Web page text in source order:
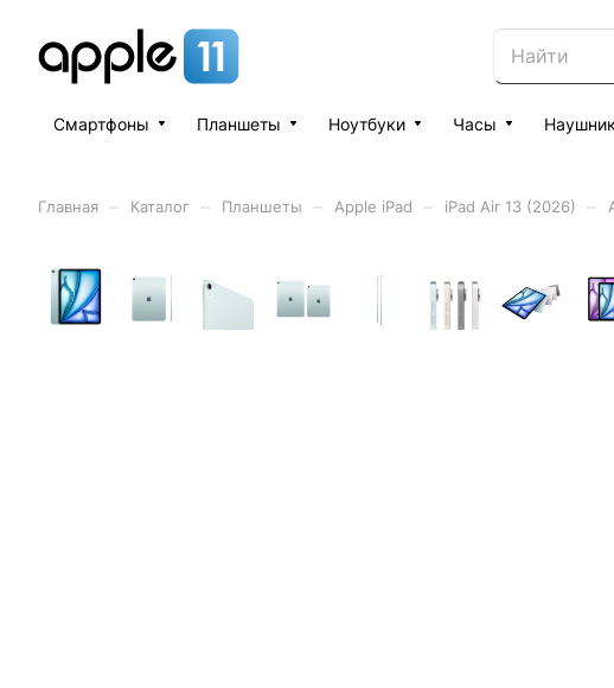
Смартфоны Планшеты Ноутбуки Часы
Главная Каталог Планшеты Apple iPad iPad Air 13 (2026)